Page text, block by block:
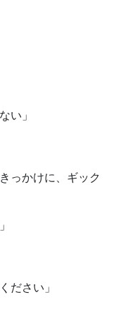
い」
っかけに、ギック
ださい」